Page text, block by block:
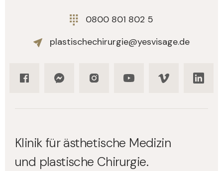
0800 801 802 5
plastischechirurgie@yesvisage.de
Klinik für ästhetische Medizin
und plastische Chirurgie.